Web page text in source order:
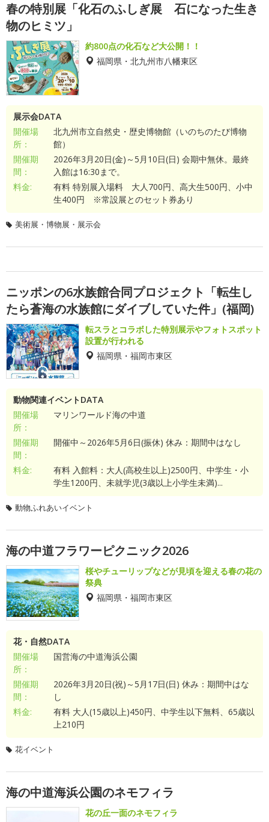
春の特別展「化石のふしぎ展 石になった生き
物のヒミツ」
約800点の化石など大公開！！
福岡県・北九州市八幡東区
展示会DATA
開催場
所：
北九州市立自然史・歴史博物館（いのちのたび博物
館）
開催期
間：
2026年3月20日(金)～5月10日(日) 会期中無休。最終
入館は16:30まで。
料金:
有料 特別展入場料 大人700円、高大生500円、小中
生400円 ※常設展とのセット券あり
美術展・博物展・展示会
ニッポンの6水族館合同プロジェクト「転生し
たら蒼海の水族館にダイブしていた件」(福岡)
転スラとコラボした特別展示やフォトスポット
設置が行われる
福岡県・福岡市東区
動物関連イベントDATA
開催場
所：
マリンワールド海の中道
開催期
間：
開催中～2026年5月6日(振休) 休み：期間中はなし
料金:
有料 入館料：大人(高校生以上)2500円、中学生・小
学生1200円、未就学児(3歳以上小学生未満)...
動物ふれあいイベント
海の中道フラワーピクニック2026
桜やチューリップなどが見頃を迎える春の花の
祭典
福岡県・福岡市東区
花・自然DATA
開催場
所：
国営海の中道海浜公園
開催期
間：
2026年3月20日(祝)～5月17日(日) 休み：期間中はな
し
料金:
有料 大人(15歳以上)450円、中学生以下無料、65歳以
上210円
花イベント
海の中道海浜公園のネモフィラ
花の丘一面のネモフィラ